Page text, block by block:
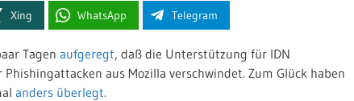
Xing WhatsApp Telegram
Tagen aufgeregt, daß die Unterstützung für IDN
aus Mozilla verschwindet. Zum Glück haben
anders überlegt.